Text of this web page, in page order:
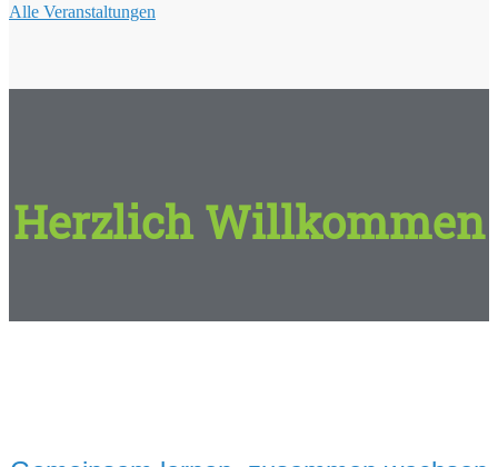
Alle Veranstaltungen
Herzlich Willkommen